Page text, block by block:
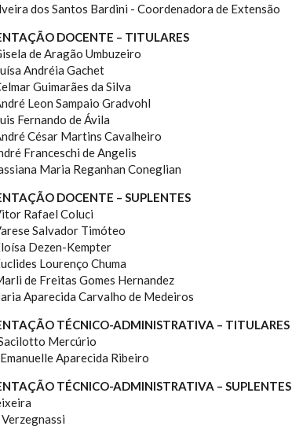
dos Santos Bardini - Coordenadora de Extensão
DOCENTE – TITULARES
de Aragão Umbuzeiro
Andréia Gachet
Guimarães da Silva
Leon Sampaio Gradvohl
Fernando de Ávila
César Martins Cavalheiro
Franceschi de Angelis
Maria Reganhan Coneglian
DOCENTE – SUPLENTES
Rafael Coluci
Salvador Timóteo
Dezen-Kempter
Lourenço Chuma
de Freitas Gomes Hernandez
Aparecida Carvalho de Medeiros
TÉCNICO-ADMINISTRATIVA – TITULARES
Mercúrio
Aparecida Ribeiro
TÉCNICO-ADMINISTRATIVA – SUPLENTES